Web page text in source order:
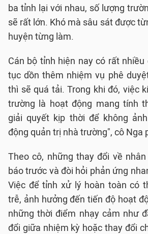
ba tỉnh lại với nhau, số lượng
sẽ rất lớn. Khó mà sâu sát được
huyện từng làm.
Cán bộ tỉnh hiện nay có rất
tục dồn thêm nhiệm vụ phê
thì sẽ quá tải. Trong khi đó, việc
trường là hoạt động mang tính
giải quyết kịp thời để không
động quản trị nhà trường", cô Nga
Theo cô, những thay đổi về
báo trước và đòi hỏi phản ứng
Việc để tỉnh xử lý hoàn toàn có
trễ, ảnh hưởng đến tiến độ hoạt
những thời điểm nhạy cảm như
đổi giữa nhiệm kỳ hoặc thay đổi